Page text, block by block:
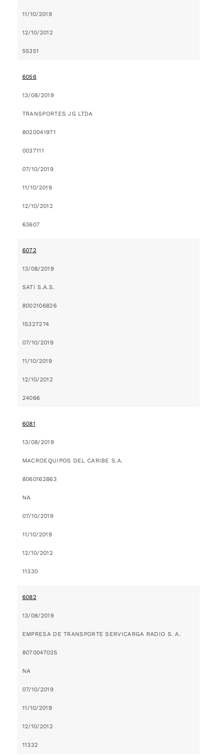
11/10/2019
12/10/2012
55351
6056
13/08/2019
TRANSPORTES JG LTDA
8020041971
0037111
07/10/2019
11/10/2019
12/10/2012
63607
6072
13/08/2019
SATI S.A.S.
8002106826
15327274
07/10/2019
11/10/2019
12/10/2012
24066
6081
13/08/2019
MACROEQUIPOS DEL CARIBE S.A.
8060162863
NA
07/10/2019
11/10/2019
12/10/2012
11330
6082
13/08/2019
EMPRESA DE TRANSPORTE SERVICARGA RADIO S. A.
8070047035
NA
07/10/2019
11/10/2019
12/10/2012
11332